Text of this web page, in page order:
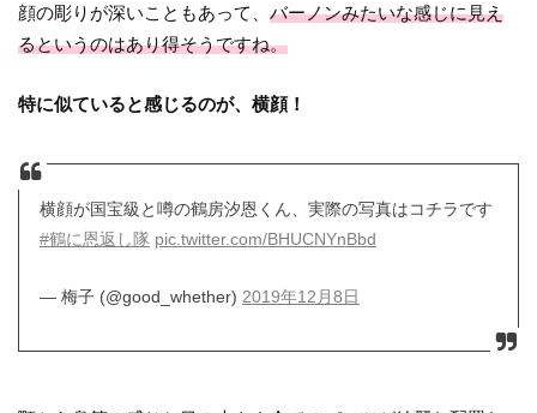
顔の彫りが深いこともあって、バーノンみたいな感じに見え
るというのはあり得そうですね。
特に似ていると感じるのが、横顔！
横顔が国宝級と噂の鶴房汐恩くん、実際の写真はコチラです
#鶴に恩返し隊 pic.twitter.com/BHUCNYnBbd
— 梅子 (@good_whether) 2019年12月8日